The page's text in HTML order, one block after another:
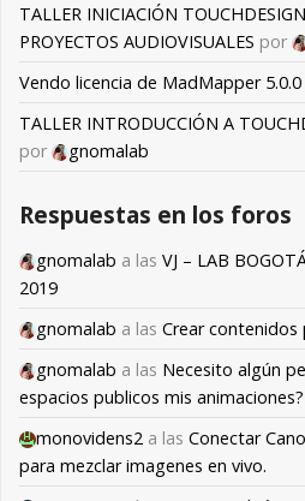
TALLER INICIACIÓN
PROYECTOS AUDIOVISUALES por
Vendo licencia de MadMapper 5.0.0
TALLER INTRODUCCIÓN A
por
gnomalab
Respuestas en los foros
gnomalab a las VJ – LAB
2019
gnomalab a las Crear contenidos
gnomalab a las Necesito algún
espacios publicos mis animaciones?
monovidens2 a las Conectar
para mezclar imagenes en vivo.